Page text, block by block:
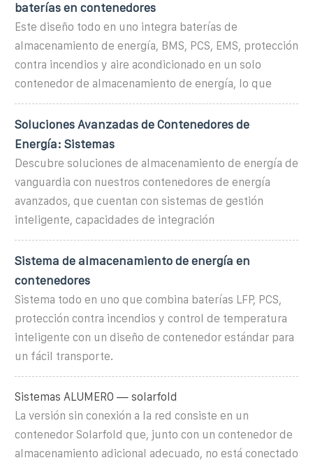
baterías en contenedores
Este diseño todo en uno integra baterías de
almacenamiento de energía, BMS, PCS, EMS, protección
contra incendios y aire acondicionado en un solo
contenedor de almacenamiento de energía, lo que
Soluciones Avanzadas de Contenedores de
Energía: Sistemas
Descubre soluciones de almacenamiento de energía de
vanguardia con nuestros contenedores de energía
avanzados, que cuentan con sistemas de gestión
inteligente, capacidades de integración
Sistema de almacenamiento de energía en
contenedores
Sistema todo en uno que combina baterías LFP, PCS,
protección contra incendios y control de temperatura
inteligente con un diseño de contenedor estándar para
un fácil transporte.
Sistemas ALUMERO — solarfold
La versión sin conexión a la red consiste en un
contenedor Solarfold que, junto con un contenedor de
almacenamiento adicional adecuado, no está conectado